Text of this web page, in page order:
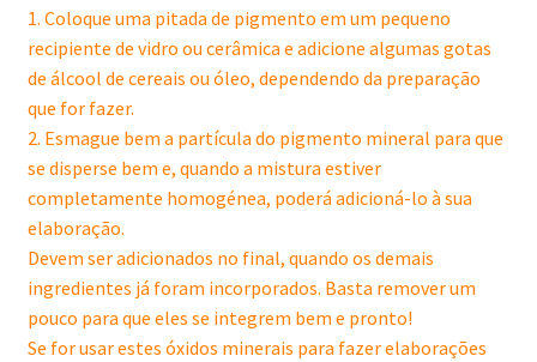
1. Coloque uma pitada de pigmento em um pequeno
recipiente de vidro ou cerâmica e adicione algumas gotas
de álcool de cereais ou óleo, dependendo da preparação
que for fazer.
2. Esmague bem a partícula do pigmento mineral para que
se disperse bem e, quando a mistura estiver
completamente homogénea, poderá adicioná-lo à sua
elaboração.
Devem ser adicionados no final, quando os demais
ingredientes já foram incorporados. Basta remover um
pouco para que eles se integrem bem e pronto!
Se for usar estes óxidos minerais para fazer elaborações